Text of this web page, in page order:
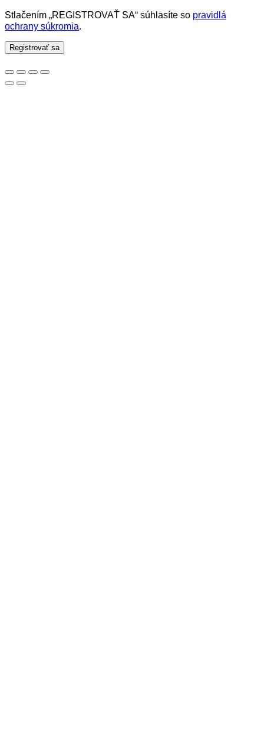
Stlačením „REGISTROVAŤ SA“ súhlasíte so pravidlá
ochrany súkromia.
Registrovať sa